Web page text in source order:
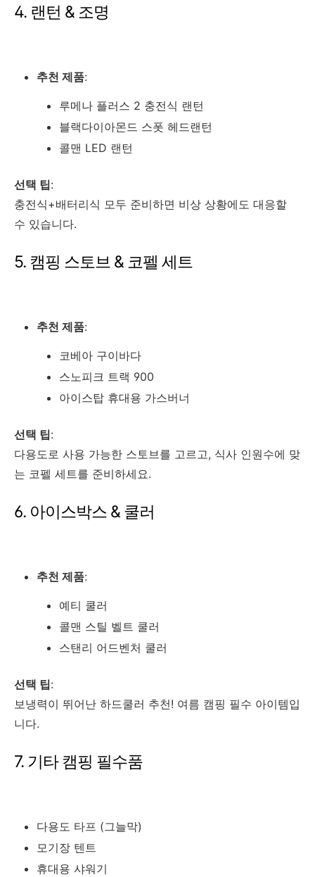
4. 랜턴 & 조명
추천 제품:
루메나 플러스 2 충전식 랜턴
블랙다이아몬드 스폿 헤드랜턴
콜맨 LED 랜턴
선택 팁:
충전식+배터리식 모두 준비하면 비상 상황에도 대응할
수 있습니다.
5. 캠핑 스토브 & 코펠 세트
추천 제품:
코베아 구이바다
스노피크 트랙 900
아이스탑 휴대용 가스버너
선택 팁:
다용도로 사용 가능한 스토브를 고르고, 식사 인원수에 맞
는 코펠 세트를 준비하세요.
6. 아이스박스 & 쿨러
추천 제품:
예티 쿨러
콜맨 스틸 벨트 쿨러
스탠리 어드벤처 쿨러
선택 팁:
보냉력이 뛰어난 하드쿨러 추천! 여름 캠핑 필수 아이템입
니다.
7. 기타 캠핑 필수품
다용도 타프 (그늘막)
모기장 텐트
휴대용 샤워기